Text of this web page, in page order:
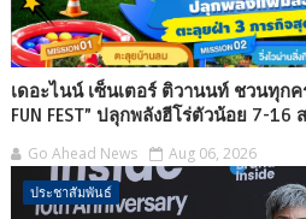
เดอะไนน์ เซ็นเตอร์ ติวานนท์ ชวนทุกค
FUN FEST” ปลุกพลังฮีโร่ตัวน้อย 7-16
Go Ahead News Aug 06, 2026
ประชาสัมพันธ์